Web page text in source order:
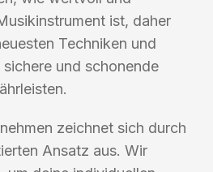
ist, daher
Techniken und
und schonende
zeichnet sich durch
Ansatz aus. Wir